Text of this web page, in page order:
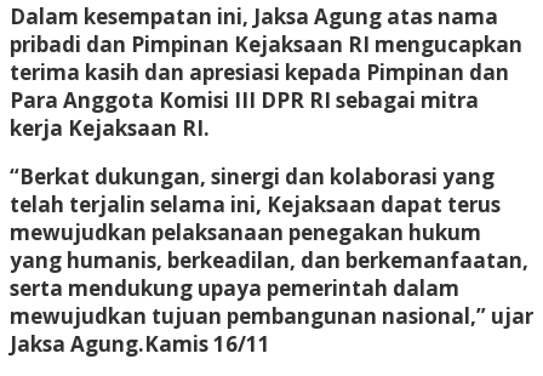
Dalam kesempatan ini, Jaksa Agung atas nama
pribadi dan Pimpinan Kejaksaan RI mengucapkan
terima kasih dan apresiasi kepada Pimpinan dan
Para Anggota Komisi III DPR RI sebagai mitra
kerja Kejaksaan RI.
“Berkat dukungan, sinergi dan kolaborasi yang
telah terjalin selama ini, Kejaksaan dapat terus
mewujudkan pelaksanaan penegakan hukum
yang humanis, berkeadilan, dan berkemanfaatan,
serta mendukung upaya pemerintah dalam
mewujudkan tujuan pembangunan nasional,” ujar
Jaksa Agung.Kamis 16/11